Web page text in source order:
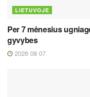
LIETUVOJE
Per 7 mėnesius
gyvybes
2026 08 07